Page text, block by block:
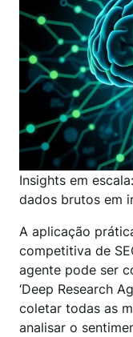
Insights em
dados brutos em
A aplicação
competitiva de
agente pode ser
‘Deep Research
coletar todas as
analisar o